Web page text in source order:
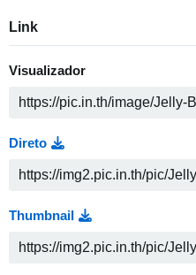
Link
Visualizador
Direto
Thumbnail